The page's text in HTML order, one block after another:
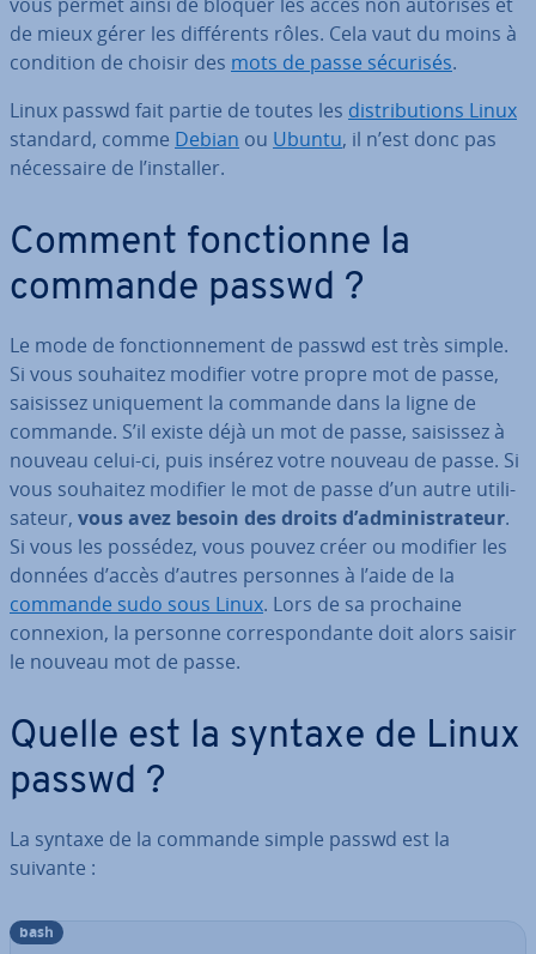
de mieux gérer les dif­fé­rents rôles. Cela vaut du moins à
condition de choisir des mots de passe sécurisés.
Linux passwd fait partie de toutes les dis­tri­bu­tions Linux
standard, comme Debian ou Ubuntu, il n’est donc pas
né­ces­saire de l’installer.
Comment fonc­tionne la
commande passwd ?
Le mode de fonc­tion­ne­ment de passwd est très simple.
Si vous souhaitez modifier votre propre mot de passe,
saisissez uni­que­ment la commande dans la ligne de
commande. S’il existe déjà un mot de passe, saisissez à
nouveau celui-ci, puis insérez votre nouveau de passe. Si
vous souhaitez modifier le mot de passe d’un autre uti­li­
sa­teur, vous avez besoin des droits d’ad­mi­nis­tra­teur.
Si vous les possédez, vous pouvez créer ou modifier les
données d’accès d’autres personnes à l’aide de la
commande sudo sous Linux. Lors de sa prochaine
connexion, la personne cor­res­pon­dante doit alors saisir
le nouveau mot de passe.
Quelle est la syntaxe de Linux
passwd ?
La syntaxe de la commande simple passwd est la
suivante :
bash